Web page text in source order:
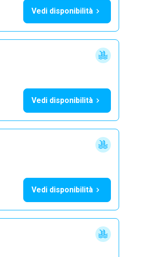
Vedi disponibilità
Vedi disponibilità
Vedi disponibilità